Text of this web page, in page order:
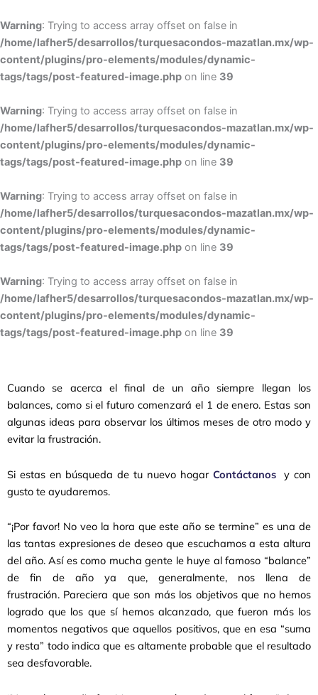
Warning: Trying to access array offset on false in
/home/lafher5/desarrollos/turquesacondos-mazatlan.mx/wp-
content/plugins/pro-elements/modules/dynamic-
tags/tags/post-featured-image.php on line 39
Warning: Trying to access array offset on false in
/home/lafher5/desarrollos/turquesacondos-mazatlan.mx/wp-
content/plugins/pro-elements/modules/dynamic-
tags/tags/post-featured-image.php on line 39
Warning: Trying to access array offset on false in
/home/lafher5/desarrollos/turquesacondos-mazatlan.mx/wp-
content/plugins/pro-elements/modules/dynamic-
tags/tags/post-featured-image.php on line 39
Warning: Trying to access array offset on false in
/home/lafher5/desarrollos/turquesacondos-mazatlan.mx/wp-
content/plugins/pro-elements/modules/dynamic-
tags/tags/post-featured-image.php on line 39
Cuando se acerca el final de un año siempre llegan los
balances, como si el futuro comenzará el 1 de enero. Estas son
algunas ideas para observar los últimos meses de otro modo y
evitar la frustración.
Si estas en búsqueda de tu nuevo hogarContáctanos y con
gusto te ayudaremos.
“¡Por favor! No veo la hora que este año se termine” es una de
las tantas expresiones de deseo que escuchamos a esta altura
del año. Así es como mucha gente le huye al famoso “balance”
de fin de año ya que, generalmente, nos llena de
frustración. Pareciera que son más los objetivos que no hemos
logrado que los que sí hemos alcanzado, que fueron más los
momentos negativos que aquellos positivos, que en esa “suma
y resta” todo indica que es altamente probable que el resultado
sea desfavorable.